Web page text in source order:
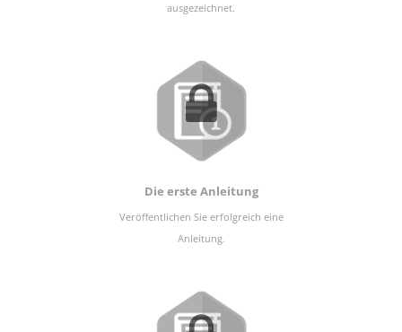
ausgezeichnet.
Die erste Anleitung
Veröffentlichen Sie erfolgreich eine
Anleitung.